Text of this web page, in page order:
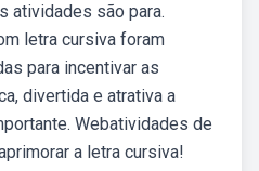
atividades são para.
letra cursiva foram
para incentivar as
divertida e atrativa a
Webatividades de
a letra cursiva!